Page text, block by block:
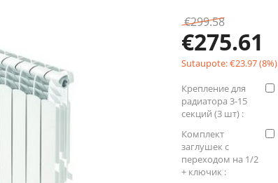
€299.58
€275.61
Sutaupote:€23.97(8%)
Крепление для
радиатора 3-15
секций (3 шт) :
Комплект
заглушек с
переходом на 1/2
+ ключик :